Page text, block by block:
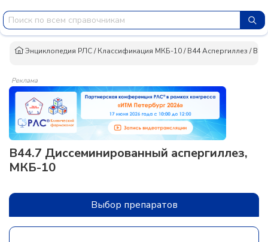
Энциклопедия РЛС/Классификация МКБ-10/B44 Аспергиллез /
Реклама
B44.7 Диссеминированный аспергиллез,
МКБ-10
Выбор препаратов